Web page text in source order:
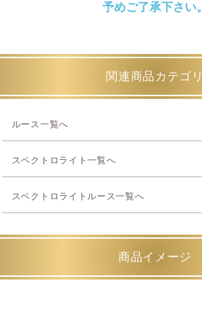
予めご了承下さい。
関連商品カテゴリ
ルース一覧へ
スペクトロライト一覧へ
スペクトロライトルース一覧へ
商品イメージ